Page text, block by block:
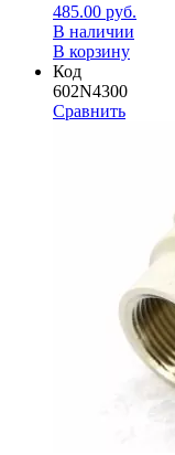
485.00 руб.
В наличии
В корзину
Код
602N4300
Сравнить